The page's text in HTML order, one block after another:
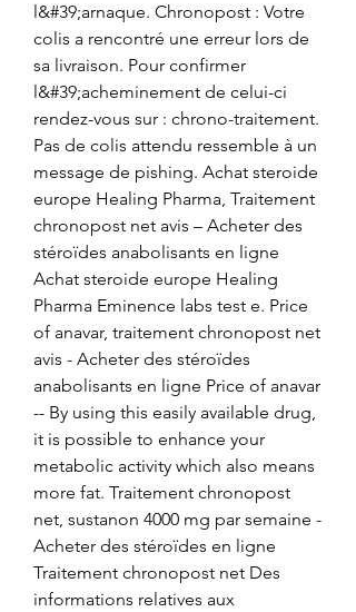
l&#39;arnaque. Chronopost : Votre
colis a rencontré une erreur lors de
sa livraison. Pour confirmer
l&#39;acheminement de celui-ci
rendez-vous sur : chrono-traitement.
Pas de colis attendu ressemble à un
message de pishing. Achat steroide
europe Healing Pharma, Traitement
chronopost net avis – Acheter des
stéroïdes anabolisants en ligne
Achat steroide europe Healing
Pharma Eminence labs test e. Price
of anavar, traitement chronopost net
avis - Acheter des stéroïdes
anabolisants en ligne Price of anavar
-- By using this easily available drug,
it is possible to enhance your
metabolic activity which also means
more fat. Traitement chronopost
net, sustanon 4000 mg par semaine -
Acheter des stéroïdes en ligne
Traitement chronopost net Des
informations relatives aux